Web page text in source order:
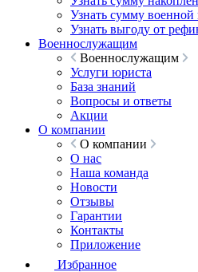
Узнать сумму военной
Узнать выгоду от
Военнослужащим
Военнослужащим
Услуги юриста
База знаний
Вопросы и ответы
Акции
О компании
О компании
О нас
Наша команда
Новости
Отзывы
Гарантии
Контакты
Приложение
Избранное